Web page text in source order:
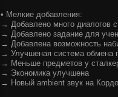
• Мелкие добавления:
→ Добавлено много диалогов
→ Добавлено задание для
→ Добавлена возможность
→ Улучшеная система обмена
→ Меньше предметов у
→ Экономика улучшена
→ Новый ambient звук на